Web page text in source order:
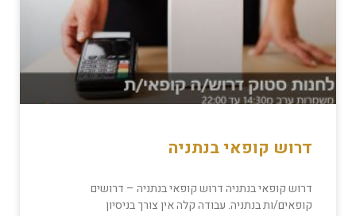
דרוש קופאי בנתניה
דרוש קופאי בנתניה דרוש קופאי בנתניה – דרושים
קופאים/ות בנתניה. עבודה קלה אין צורך בניסיון